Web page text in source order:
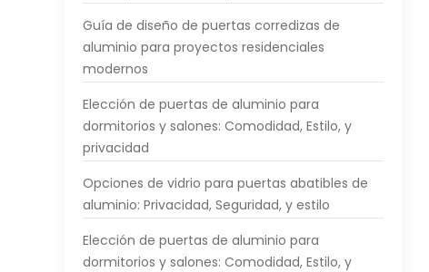
Guía de diseño de puertas corredizas de
aluminio para proyectos residenciales
modernos
Elección de puertas de aluminio para
dormitorios y salones: Comodidad, Estilo, y
privacidad
Opciones de vidrio para puertas abatibles de
aluminio: Privacidad, Seguridad, y estilo
Elección de puertas de aluminio para
dormitorios y salones: Comodidad, Estilo, y